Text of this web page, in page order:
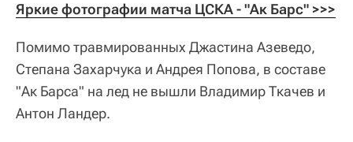
Яркие фотографии матча ЦСКА - "Ак Барс" >>>
Помимо травмированных Джастина Азеведо,
Степана Захарчука и Андрея Попова, в составе
"Ак Барса" на лед не вышли Владимир Ткачев и
Антон Ландер.